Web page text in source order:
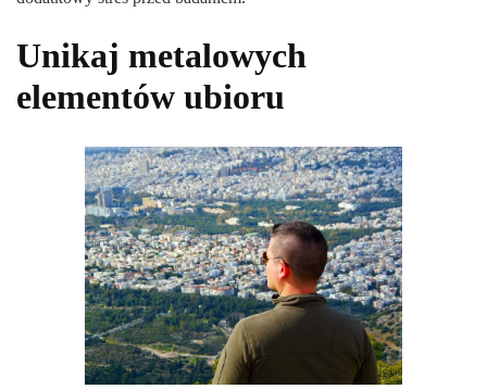
Unikaj metalowych
elementów ubioru